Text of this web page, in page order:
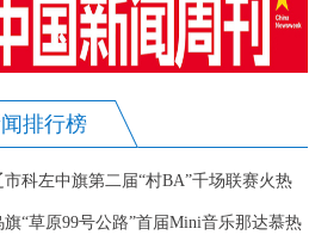
排行榜
市科左中旗第二届“村BA”千场联赛火热
旗“草原99号公路”首届Mini音乐那达慕热